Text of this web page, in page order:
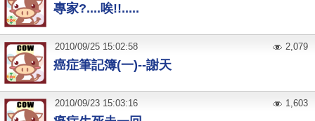
專家?....唉!!.....
癌症筆記簿(一)--謝天
2010/09/25 15:02:58 2,079
2010/09/23 15:03:16 1,603